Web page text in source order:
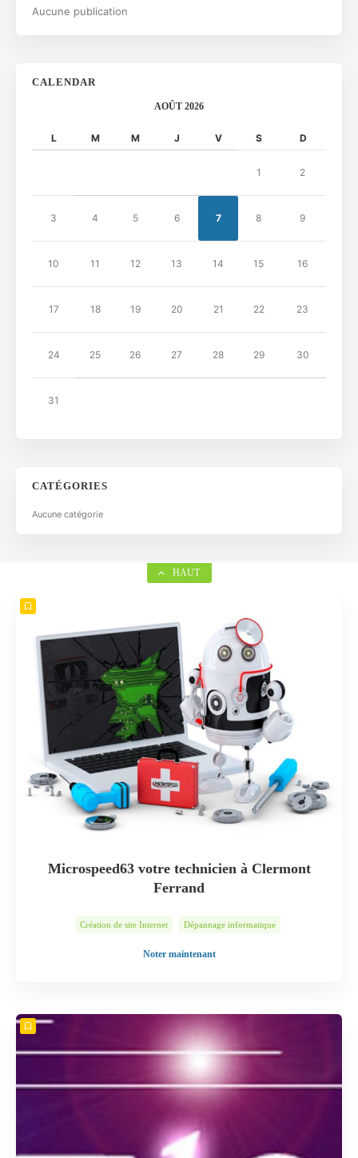
Aucune publication
CALENDAR
AOÛT 2026
L M M J V S D
1 2
3 4 5 6 7 8 9
10 11 12 13 14 15 16
17 18 19 20 21 22 23
24 25 26 27 28 29 30
31
CATÉGORIES
Aucune catégorie
HAUT
Microspeed63 votre technicien à Clermont
Ferrand
Création de site Internet Dépannage informatique
Noter maintenant